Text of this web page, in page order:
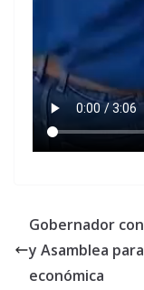
Gobernador
y Asamblea
económica